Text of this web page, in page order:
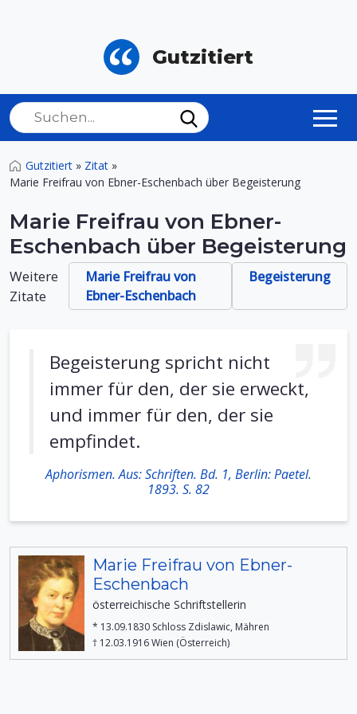
Gutzitiert
Gutzitiert » Zitat »
Marie Freifrau von Ebner-Eschenbach über Begeisterung
Marie Freifrau von Ebner-
Eschenbach über Begeisterung
Weitere
Zitate
Marie Freifrau von
Ebner-Eschenbach
Begeisterung
Begeisterung spricht nicht
immer für den, der sie erweckt,
und immer für den, der sie
empfindet.
Aphorismen. Aus: Schriften. Bd. 1, Berlin: Paetel.
1893. S. 82
Marie Freifrau von Ebner-
Eschenbach
österreichische Schriftstellerin
* 13.09.1830 Schloss Zdislawic, Mähren
† 12.03.1916 Wien (Österreich)